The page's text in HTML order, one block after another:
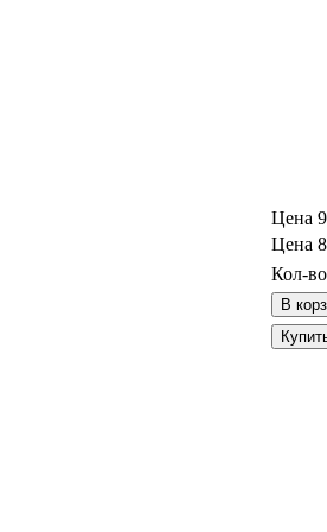
Цена
Цена
Кол-